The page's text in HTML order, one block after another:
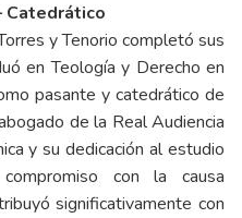
Catedrático
y Tenorio completó sus
en Teología y Derecho en
pasante y catedrático de
de la Real Audiencia
y su dedicación al estudio
con la causa
significativamente con